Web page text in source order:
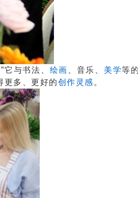
与书法、 绘画 、音乐、 美学等
更多、更好的创作灵感 。